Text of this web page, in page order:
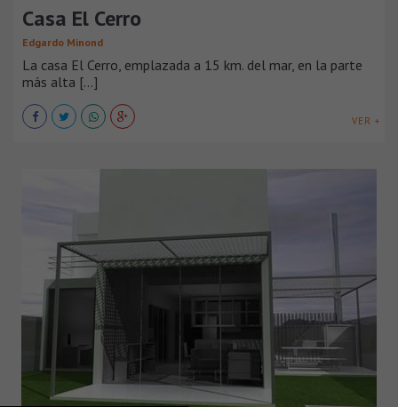
Casa El Cerro
Edgardo Minond
La casa El Cerro, emplazada a 15 km. del mar, en la parte
más alta [...]
VER +